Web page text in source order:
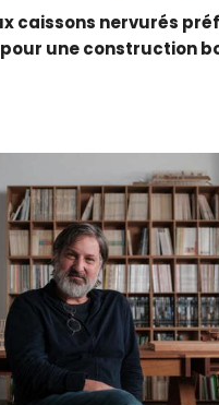
caissons nervurés
une construction